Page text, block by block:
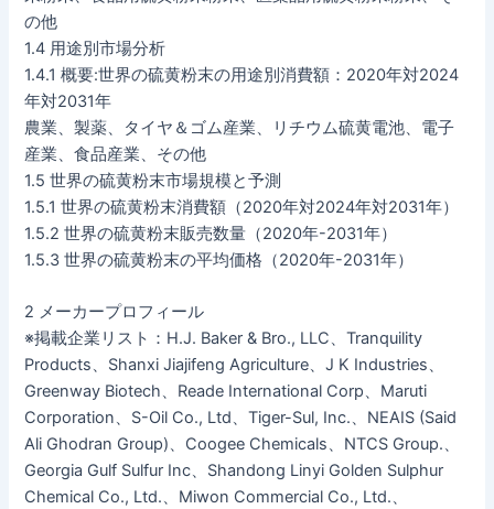
の他
1.4 用途別市場分析
1.4.1 概要:世界の硫黄粉末の用途別消費額：2020年対2024
年対2031年
農業、製薬、タイヤ＆ゴム産業、リチウム硫黄電池、電子
産業、食品産業、その他
1.5 世界の硫黄粉末市場規模と予測
1.5.1 世界の硫黄粉末消費額（2020年対2024年対2031年）
1.5.2 世界の硫黄粉末販売数量（2020年-2031年）
1.5.3 世界の硫黄粉末の平均価格（2020年-2031年）
2 メーカープロフィール
※掲載企業リスト：H.J. Baker & Bro., LLC、Tranquility
Products、Shanxi Jiajifeng Agriculture、J K Industries、
Greenway Biotech、Reade International Corp、Maruti
Corporation、S-Oil Co., Ltd、Tiger-Sul, Inc.、NEAIS (Said
Ali Ghodran Group)、Coogee Chemicals、NTCS Group.、
Georgia Gulf Sulfur Inc、Shandong Linyi Golden Sulphur
Chemical Co., Ltd.、Miwon Commercial Co., Ltd.、